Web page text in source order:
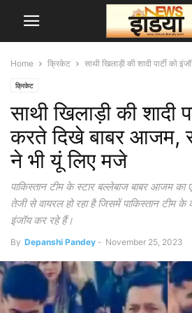
Home क्रिकेट साथी खिलाड़ी की शादी पार्टी को
क्रिकेट
साथी खिलाड़ी की शादी
करते दिखे बाबर आजम,
ने भी यूं लिए मजे
पाकिस्तान टीम के स्टार बल्लेबाज बाबर आजम का
तेजी से वायरल हो रहा है जिसमें पाकिस्तान टीम के
इंजॉय कर रहे हैं।
By Depanshi Pandey - November 25, 2023